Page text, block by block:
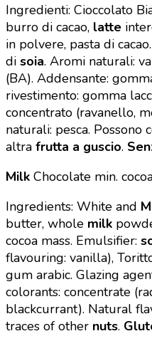
Ingredienti: Cioccolato
burro di cacao, latte
in polvere, pasta di
di soia. Aromi naturali:
(BA). Addensante:
rivestimento: gomma
concentrato (ravanello,
naturali: pesca. Possono
altra frutta a guscio.
Milk Chocolate min.
Ingredients: White and
butter, whole milk
cocoa mass. Emulsifier:
flavouring: vanilla),
gum arabic. Glazing
colorants: concentrate
blackcurrant). Natural
traces of other nuts.